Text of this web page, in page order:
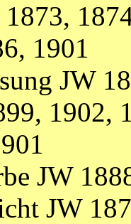
1901
JW
1902,
JW
JW